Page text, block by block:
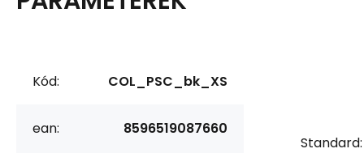
Kód: COL_PSC_bk_XS
ean: 8596519087660
Standard: